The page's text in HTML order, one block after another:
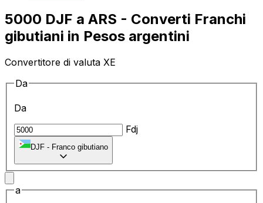
5000 DJF a ARS - Converti Franchi
gibutiani in Pesos argentini
Convertitore di valuta XE
Da
Da
Fdj
DJF - Franco gibutiano
a